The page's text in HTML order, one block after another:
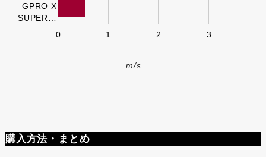
0 1 2 3
GPRO X
SUPER…
m/s
購入方法・まとめ